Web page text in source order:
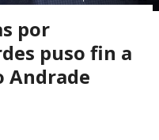
por
puso fin a
Andrade